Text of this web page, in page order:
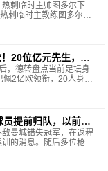
热刺临时主帅图多尔下
刺临时主教练图多尔下
期的合同。图多尔此次
20位亿元先生，意
，德转盘点当前足坛身
2亿欧领衔，20人身价
前50。1-10:1-亚
提前归队，以前弗
曼城错失冠军，在返程
的消息。随后多位枪手
电讯报》撰